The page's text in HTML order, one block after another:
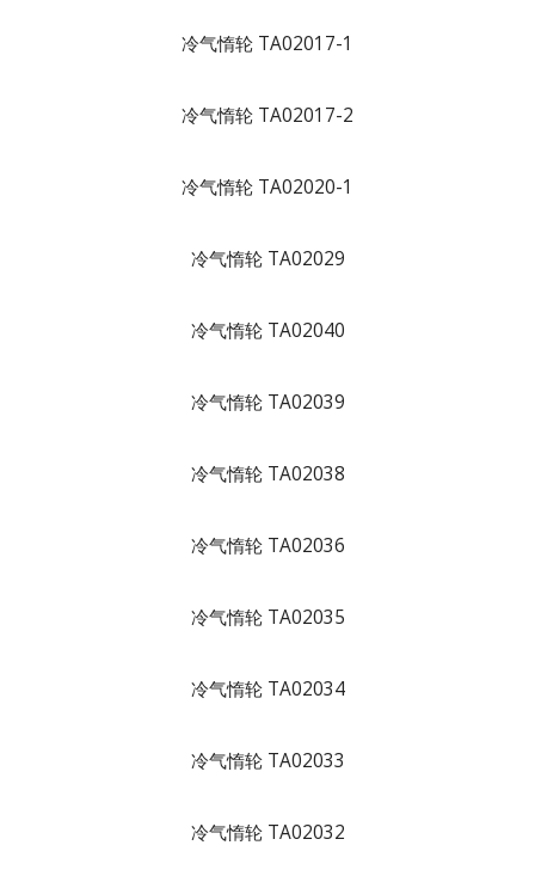
冷气惰轮 TA02017-1
冷气惰轮 TA02017-2
冷气惰轮 TA02020-1
冷气惰轮 TA02029
冷气惰轮 TA02040
冷气惰轮 TA02039
冷气惰轮 TA02038
冷气惰轮 TA02036
冷气惰轮 TA02035
冷气惰轮 TA02034
冷气惰轮 TA02033
冷气惰轮 TA02032